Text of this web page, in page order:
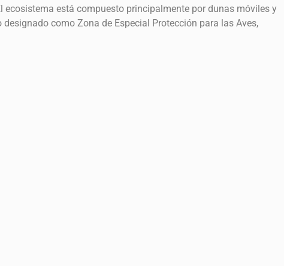
ecosistema está compuesto principalmente por dunas móviles y
como Zona de Especial Protección para las Aves,